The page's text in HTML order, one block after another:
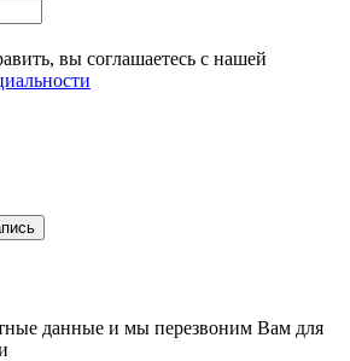
вы соглашаетесь с нашей
данные и мы перезвоним Вам для